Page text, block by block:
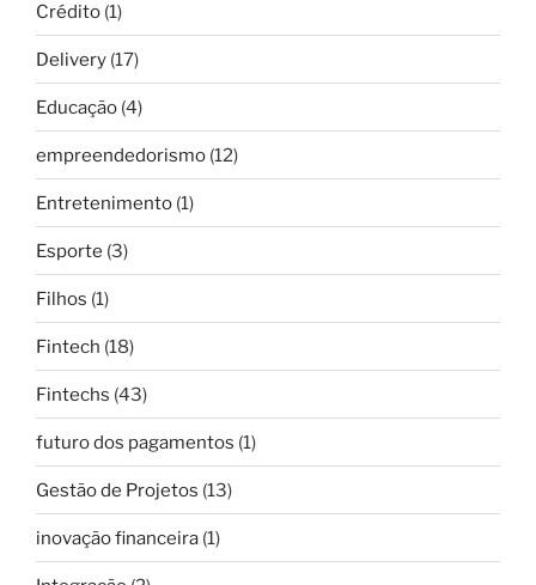
Crédito (1)
Delivery (17)
Educação (4)
empreendedorismo (12)
Entretenimento (1)
Esporte (3)
Filhos (1)
Fintech (18)
Fintechs (43)
futuro dos pagamentos (1)
Gestão de Projetos (13)
inovação financeira (1)